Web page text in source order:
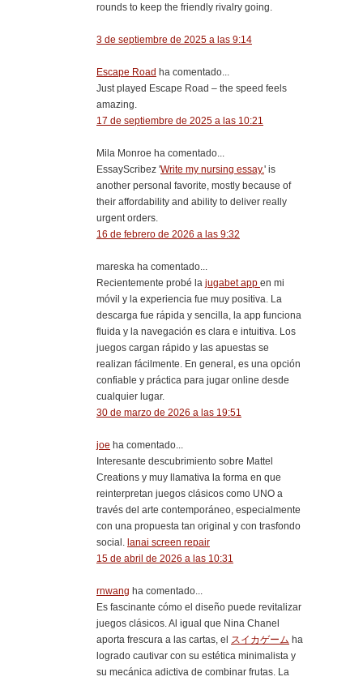
rounds to keep the friendly rivalry going.
3 de septiembre de 2025 a las 9:14
Escape Road ha comentado...
Just played Escape Road – the speed feels
amazing.
17 de septiembre de 2025 a las 10:21
Mila Monroe ha comentado...
EssayScribez 'Write my nursing essay.' is
another personal favorite, mostly because of
their affordability and ability to deliver really
urgent orders.
16 de febrero de 2026 a las 9:32
mareska ha comentado...
Recientemente probé la jugabet app en mi
móvil y la experiencia fue muy positiva. La
descarga fue rápida y sencilla, la app funciona
fluida y la navegación es clara e intuitiva. Los
juegos cargan rápido y las apuestas se
realizan fácilmente. En general, es una opción
confiable y práctica para jugar online desde
cualquier lugar.
30 de marzo de 2026 a las 19:51
joe ha comentado...
Interesante descubrimiento sobre Mattel
Creations y muy llamativa la forma en que
reinterpretan juegos clásicos como UNO a
través del arte contemporáneo, especialmente
con una propuesta tan original y con trasfondo
social. lanai screen repair
15 de abril de 2026 a las 10:31
rnwang ha comentado...
Es fascinante cómo el diseño puede revitalizar
juegos clásicos. Al igual que Nina Chanel
aporta frescura a las cartas, el スイカゲーム ha
logrado cautivar con su estética minimalista y
su mecánica adictiva de combinar frutas. La